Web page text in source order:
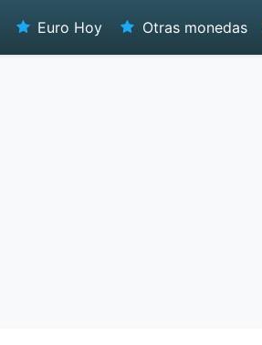
Euro Hoy Otras monedas